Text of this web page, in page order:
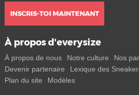
INSCRIS-TOI MAINTENANT
À propos d'everysize
À propos de nous Notre culture Nos
Devenir partenaire
Lexique des
Plan du site
Modèles